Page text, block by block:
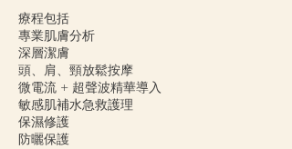
療程包括
專業肌膚分析
深層潔膚
頭、肩、頸放鬆按摩
微電流 + 超聲波精華導入
敏感肌補水急救護理
保濕修護
防曬保護